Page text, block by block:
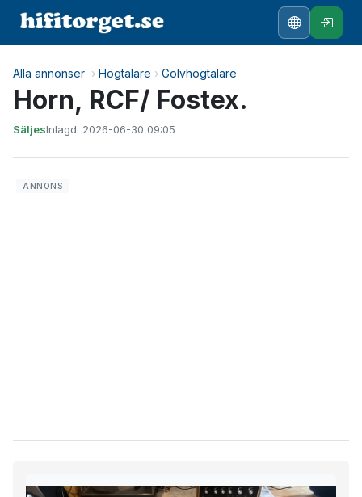
Alla annonser › Högtalare › Golvhögtalare
Horn, RCF/ Fostex.
SäljesInlagd: 2026-06-30 09:05